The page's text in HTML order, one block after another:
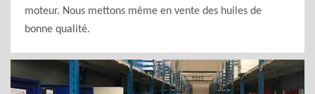
moteur. Nous mettons même en vente des huiles de
bonne qualité.